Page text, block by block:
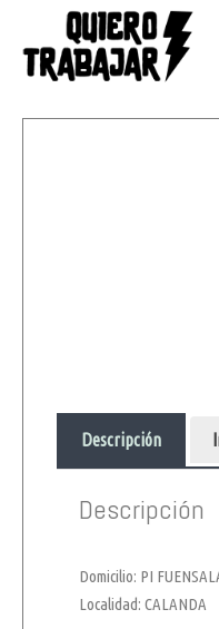
Descripción
Descripción
Domicilio: PI
Localidad: CALANDA